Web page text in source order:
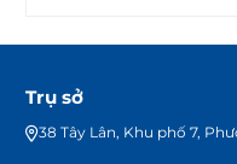
Trụ sở
38 Tây Lân, Khu phố 7,